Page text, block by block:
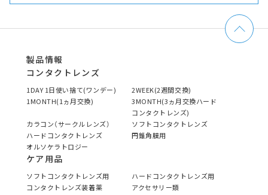
製品情報
コンタクトレンズ
1DAY 1日使い捨て(ワンデー)
2WEEK(2週間交換)
1MONTH(1ヵ月交換)
3MONTH(3ヵ月交換ハード
コンタクトレンズ)
カラコン（サークルレンズ）
ソフトコンタクトレンズ
ハードコンタクトレンズ
円錐角膜用
オルソケラトロジー
ケア用品
ソフトコンタクトレンズ用
ハードコンタクトレンズ用
コンタクトレンズ装着薬
アクセサリー類